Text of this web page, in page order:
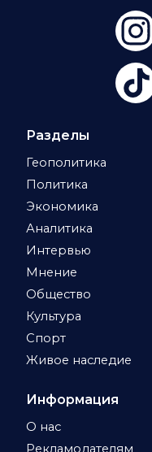
Разделы
Геополитика
Политика
Экономика
Аналитика
Интервью
Мнение
Общество
Культура
Спорт
Живое наследие
Информация
О нас
Рекламодателям